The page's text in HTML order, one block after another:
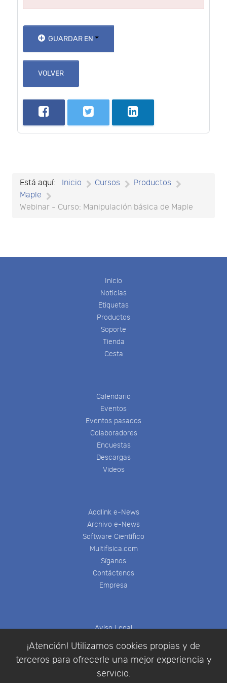
¡Atención! Utilizamos cookies propias y de
terceros para ofrecerle una mejor experiencia y
servicio.
GUARDAR EN
VOLVER
Está aquí: Inicio Cursos
Productos
Maple
Webinar - Curso: Manipulación básica de Maple
Inicio
Noticias
Etiquetas
Productos
Soporte
Tienda
Cesta
Calendario
Eventos
Eventos pasados
Colaboradores
Encuestas
Descargas
Videos
Addlink e-News
Archivo e-News
Software Científico
Multifisica.com
Síganos
Contáctenos
Empresa
Aviso Legal
Condiciones de compra
Identificarse